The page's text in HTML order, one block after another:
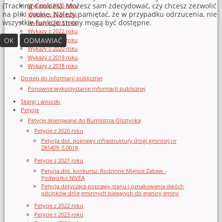
Wykazy z 2025 roku
Wykazy z 2024 roku
Wykazy z 2023 roku
Wykazy z 2022 roku
Wykazy z 2021 roku
Wykazy z 2020 roku
Wykazy z 2019 roku
Wykazy z 2018 roku
Dostęp do informacji publicznej
Ponowne wykorzystanie informacji publicznej
Skargi i wnioski
Petycje
Petycje skierowane do Burmistrza Olsztynka
Petycje z 2020 roku
Petycja dot. poprawy infrastruktury drogi gminnej nr
281409_5.0014
Petycje z 2021 roku
Petycja dot. konkursu: Rodzinne Miejsce Zabaw -
Podwórko NIVEA
Petycja dotycząca poprawy stanu i oznakowania dwóch
odcinków dróg gminnych biegących do granicy gminy
Petycje z 2022 roku
Petycje z 2023 roku
(Tracking Cookies). Możesz sam zdecydować, czy chcesz zezwolić
na pliki cookie. Należy pamiętać, że w przypadku odrzucenia, nie
wszystkie funkcje strony mogą być dostępne.
OK
ODMAWIAĆ